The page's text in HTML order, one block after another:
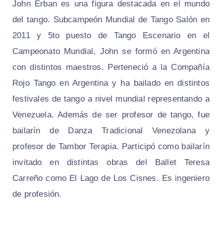
John Erban es una figura destacada en el mundo
del tango. Subcampeón Mundial de Tango Salón en
2011 y 5to puesto de Tango Escenario en el
Campeonato Mundial, John se formó en Argentina
con distintos maestros. Perteneció a la Compañía
Rojo Tango en Argentina y ha bailado en distintos
festivales de tango a nivel mundial representando a
Venezuela. Además de ser profesor de tango, fue
bailarín de Danza Tradicional Venezolana y
profesor de Tambor Terapia. Participó como bailarín
invitado en distintas obras del Ballet Teresa
Carreño como El Lago de Los Cisnes. Es ingeniero
de profesión.